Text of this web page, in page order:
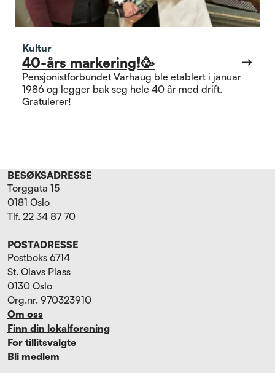
Kultur
40-års markering!🥳
Pensjonistforbundet Varhaug ble etablert i januar
1986 og legger bak seg hele 40 år med drift.
Gratulerer!
BESØKSADRESSE
Torggata 15
0181 Oslo
Tlf. 22 34 87 70
POSTADRESSE
Postboks 6714
St. Olavs Plass
0130 Oslo
Org.nr. 970323910
Om oss
Finn din lokalforening
For tillitsvalgte
Bli medlem